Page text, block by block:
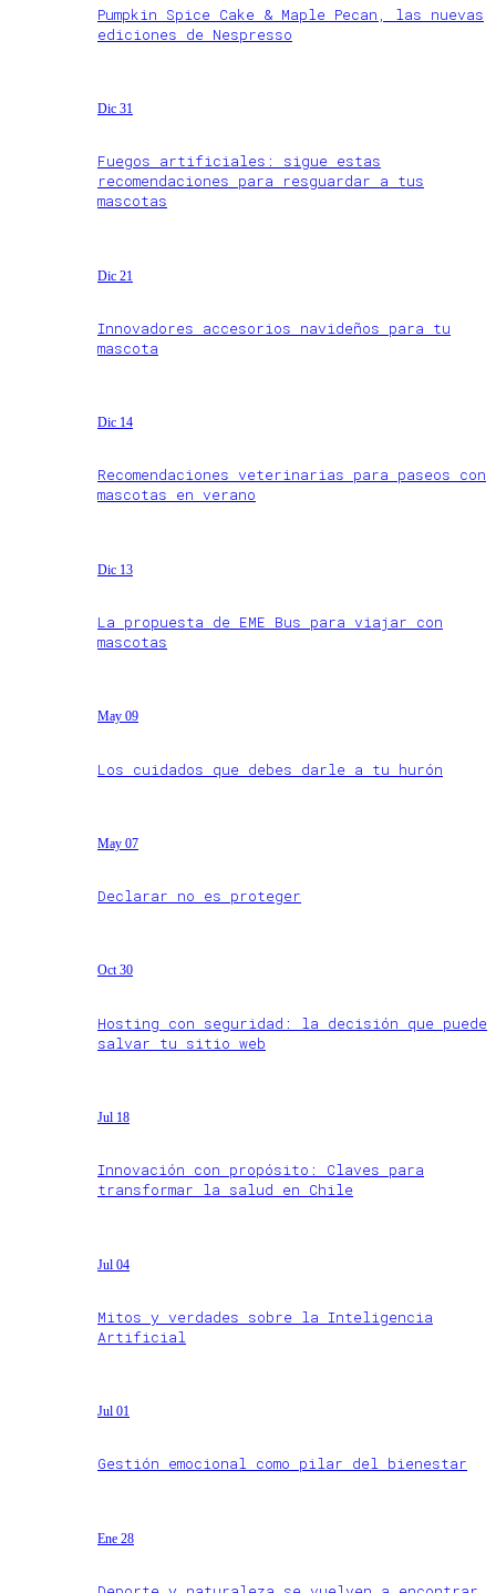
Pumpkin Spice Cake & Maple Pecan, las nuevas
ediciones de Nespresso
Dic 31
Fuegos artificiales: sigue estas
recomendaciones para resguardar a tus
mascotas
Dic 21
Innovadores accesorios navideños para tu
mascota
Dic 14
Recomendaciones veterinarias para paseos con
mascotas en verano
Dic 13
La propuesta de EME Bus para viajar con
mascotas
May 09
Los cuidados que debes darle a tu hurón
May 07
Declarar no es proteger
Oct 30
Hosting con seguridad: la decisión que puede
salvar tu sitio web
Jul 18
Innovación con propósito: Claves para
transformar la salud en Chile
Jul 04
Mitos y verdades sobre la Inteligencia
Artificial
Jul 01
Gestión emocional como pilar del bienestar
Ene 28